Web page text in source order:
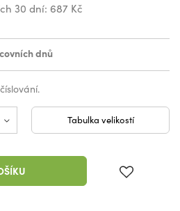
30 dní: 687 Kč
dnů
Tabulka velikostí